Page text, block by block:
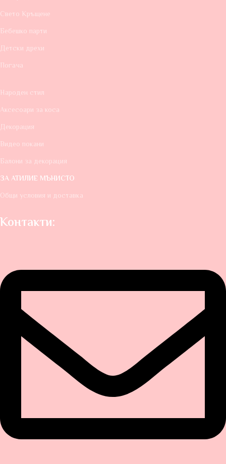
Свето Кръщене
Бебешко парти
Детски дрехи
Погача
Народен стил
Аксесоари за коса
Декорация
Видео покани
Балони за декорация
ЗА АТИЛИЕ МЪНИСТО
Общи условия и доставка
Контакти: